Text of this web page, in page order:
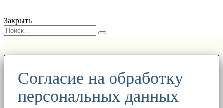
Закрыть
Согласие на обработку
персональных данных